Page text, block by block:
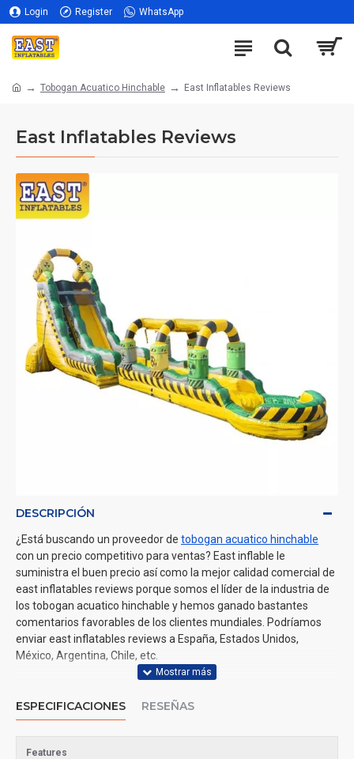
Login Register WhatsApp
Tobogan Acuatico Hinchable East Inflatables Reviews
East Inflatables Reviews
DESCRIPCIÓN
¿Está buscando un proveedor de tobogan acuatico hinchable
con un precio competitivo para ventas? East inflable le
suministra el buen precio así como la mejor calidad comercial de
east inflatables reviews porque somos el líder de la industria de
los tobogan acuatico hinchable y hemos ganado bastantes
comentarios favorables de los clientes mundiales. Podríamos
enviar east inflatables reviews a España, Estados Unidos,
México, Argentina, Chile, etc.
ESPECIFICACIONES RESEÑAS
Features